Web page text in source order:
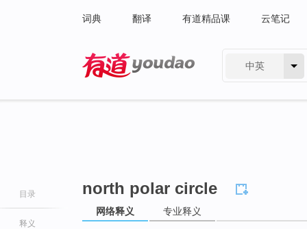
词典 翻译 有道精品课 云笔记
中英
目录
释义
north polar circle
网络释义 专业释义